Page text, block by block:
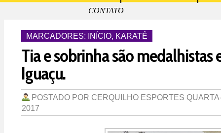
CONTATO
MARCADORES: INÍCIO, KARATÊ
Tia e sobrinha são medalhistas
Iguaçu.
POSTADO POR CERQUILHO ESPORTES
2017